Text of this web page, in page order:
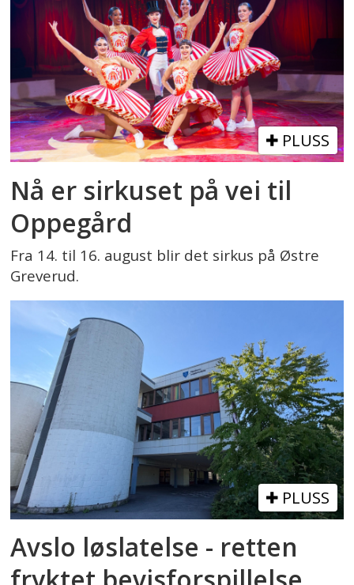
PLUSS
Nå er sirkuset på vei til
Oppegård
Fra 14. til 16. august blir det sirkus på Østre
Greverud.
PLUSS
Avslo løslatelse - retten